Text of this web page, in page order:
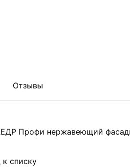
Отзывы
Профи нержавеющий
к списку